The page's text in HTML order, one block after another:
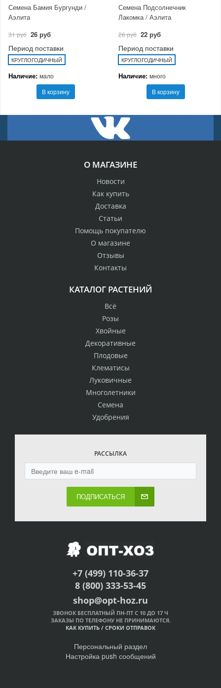
Семена Бамия Бургунди /
Аэлита
31 руб 26 руб
Период поставки
КРУГЛОГОДИЧНЫЙ
Наличие: мало
В корзину
Семена Подсолнечник
Лакомка / Аэлита
26 руб 22 руб
Период поставки
КРУГЛОГОДИЧНЫЙ
Наличие: много
В корзину
О МАГАЗИНЕ
Новости
Как купить
Доставка
Статьи
Помощь покупателю
О магазине
Отзывы
Контакты
КАТАЛОГ РАСТЕНИЙ
Всё
Розы
Хвойные
Декоративные
Плодовые
Клематисы
Луковичные
Многолетники
Семена
Удобрения
РАССЫЛКА
ПОДПИСАТЬСЯ
+7 (499) 110-36-37
8 (800) 333-53-45
shop@opt-hoz.ru
ЗВОНОК БЕСПЛАТНЫЙ ПН-ПТ С 10 ДО 17 Ч
ЗАКАЗЫ ПО ТЕЛЕФОНУ НЕ ПРИНИМАЮТСЯ.
КАК КУПИТЬ / СРОКИ ОТПРАВОК
Персональный раздел
Настройка push сообщений